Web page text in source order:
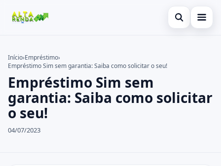
Abrir busca
Cartão de Crédito
Consignado
Conta Digital
Empréstimo
Buscar no site
Buscar por:
Pressione Enter para buscar ou ESC para fechar.
Início›Empréstimo›
Empréstimo Sim sem garantia: Saiba como solicitar o seu!
Empréstimo Sim sem
garantia: Saiba como solicitar
o seu!
04/07/2023